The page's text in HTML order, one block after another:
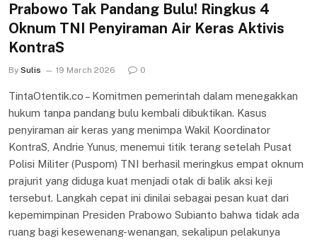
Prabowo Tak Pandang Bulu! Ringkus 4
Oknum TNI Penyiraman Air Keras Aktivis
KontraS
By Sulis 19 March 2026 0
TintaOtentik.co – Komitmen pemerintah dalam menegakkan
hukum tanpa pandang bulu kembali dibuktikan. Kasus
penyiraman air keras yang menimpa Wakil Koordinator
KontraS, Andrie Yunus, menemui titik terang setelah Pusat
Polisi Militer (Puspom) TNI berhasil meringkus empat oknum
prajurit yang diduga kuat menjadi otak di balik aksi keji
tersebut. Langkah cepat ini dinilai sebagai pesan kuat dari
kepemimpinan Presiden Prabowo Subianto bahwa tidak ada
ruang bagi kesewenang-wenangan, sekalipun pelakunya